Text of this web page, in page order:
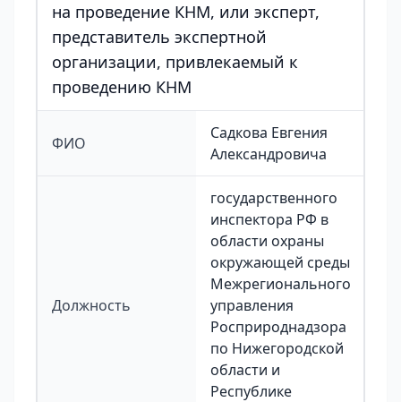
на проведение КНМ, или эксперт,
представитель экспертной
организации, привлекаемый к
проведению КНМ
ФИО
Садкова Евгения
Александровича
Должность
государственного
инспектора РФ в
области охраны
окружающей среды
Межрегионального
управления
Росприроднадзора
по Нижегородской
области и
Республике